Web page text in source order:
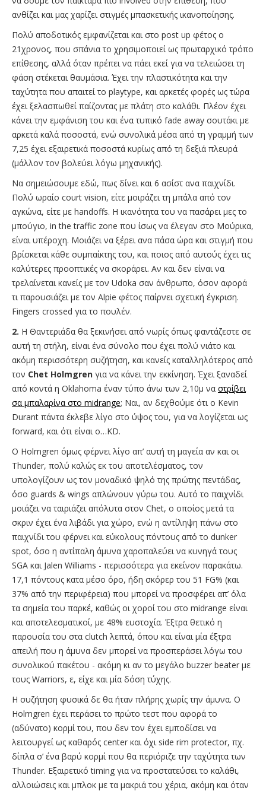
ανθίζει και μας χαρίζει στιγμές μπασκετικής ικανοποίησης.
Πολύ αποδοτικός εμφανίζεται και στο post up φέτος ο
21χρονος, που σπάνια το χρησιμοποιεί ως πρωταρχικό τρόπο
επίθεσης, αλλά όταν πρέπει να πάει εκεί για να τελειώσει τη
φάση στέκεται θαυμάσια. Έχει την πλαστικότητα και την
ταχύτητα που απαιτεί το playtype, και αρκετές φορές ως τώρα
έχει ξελασπωθεί παίζοντας με πλάτη στο καλάθι. Πλέον έχει
κάνει την εμφάνιση του και ένα τυπικό fade away σουτάκι με
αρκετά καλά ποσοστά, ενώ συνολικά μέσα από τη γραμμή των
7,25 έχει εξαιρετικά ποσοστά κυρίως από τη δεξιά πλευρά
(μάλλον τον βολεύει λόγω μηχανικής).
Να σημειώσουμε εδώ, πως δίνει και 6 ασίστ ανα παιχνίδι.
Πολύ ωραίο court vision, είτε μοιράζει τη μπάλα από τον
αγκώνα, είτε με handoffs. Η ικανότητα του να πασάρει μες το
μπούγιο, in the traffic zone που ίσως να έλεγαν στο Μούρικα,
είναι υπέροχη. Μοιάζει να ξέρει ανα πάσα ώρα και στιγμή που
βρίσκεται κάθε συμπαίκτης του, και ποιος από αυτούς έχει τις
καλύτερες προοπτικές να σκοράρει. Αν και δεν είναι να
τρελαίνεται κανείς με τον Udoka σαν άνθρωπο, όσον αφορά
τι παρουσιάζει με τον Alpie φέτος παίρνει σχετική έγκριση.
Fingers crossed για το πουλέν.
2. Η Θαντεριάδα θα ξεκινήσει από νωρίς όπως φαντάζεστε σε
αυτή τη στήλη, είναι ένα σύνολο που έχει πολύ νιάτο και
ακόμη περισσότερη συζήτηση, και κανείς καταλληλότερος από
τον Chet Holmgren για να κάνει την εκκίνηση. Έχει ξαναδεί
από κοντά η Oklahoma έναν τύπο άνω των 2,10μ να στρίβει
σα μπαλαρίνα στο midrange; Ναι, αν δεχθούμε ότι ο Kevin
Durant πάντα έκλεβε λίγο στο ύψος του, για να λογίζεται ως
forward, και ότι είναι ο…KD.
O Holmgren όμως φέρνει λίγο απ’ αυτή τη μαγεία αν και οι
Thunder, πολύ καλώς εκ του αποτελέσματος, τον
υπολογίζουν ως τον μοναδικό ψηλό της πρώτης πεντάδας,
όσο guards & wings απλώνουν γύρω του. Αυτό το παιχνίδι
μοιάζει να ταιριάζει απόλυτα στον Chet, ο οποίος μετά τα
σκριν έχει ένα λιβάδι για χώρο, ενώ η αντίληψη πάνω στο
παιχνίδι του φέρνει και εύκολους πόντους από το dunker
spot, όσο η αντίπαλη άμυνα χαροπαλεύει να κυνηγά τους
SGA και Jalen Williams - περισσότερα για εκείνον παρακάτω.
17,1 πόντους κατα μέσο όρο, ήδη σκόρερ του 51 FG% (και
37% από την περιφέρεια) που μπορεί να προσφέρει απ’ όλα
τα σημεία του παρκέ, καθώς οι χοροί του στο midrange είναι
και αποτελεσματικοί, με 48% ευστοχία. Έξτρα θετικό η
παρουσία του στα clutch λεπτά, όπου και είναι μία έξτρα
απειλή που η άμυνα δεν μπορεί να προσπεράσει λόγω του
συνολικού πακέτου - ακόμη κι αν το μεγάλο buzzer beater με
τους Warriors, ε, είχε και μία δόση τύχης.
Η συζήτηση φυσικά δε θα ήταν πλήρης χωρίς την άμυνα. Ο
Holmgren έχει περάσει το πρώτο τεστ που αφορά το
(αδύνατο) κορμί του, που δεν τον έχει εμποδίσει να
λειτουργεί ως καθαρός center και όχι side rim protector, πχ.
δίπλα σ’ ένα βαρύ κορμί που θα περιόριζε την ταχύτητα των
Thunder. Εξαιρετικό timing για να προστατεύσει το καλάθι,
αλλοιώσεις και μπλοκ με τα μακριά του χέρια, ακόμη και όταν